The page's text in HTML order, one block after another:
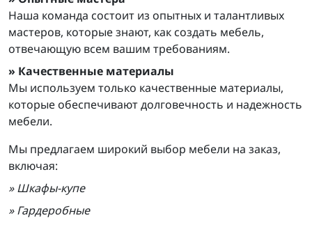
Наша команда состоит из опытных и талантливых
мастеров, которые знают, как создать мебель,
отвечающую всем вашим требованиям.
» Качественные материалы
Мы используем только качественные материалы,
которые обеспечивают долговечность и надежность
мебели.
Мы предлагаем широкий выбор мебели на заказ,
включая:
» Шкафы-купе
» Гардеробные